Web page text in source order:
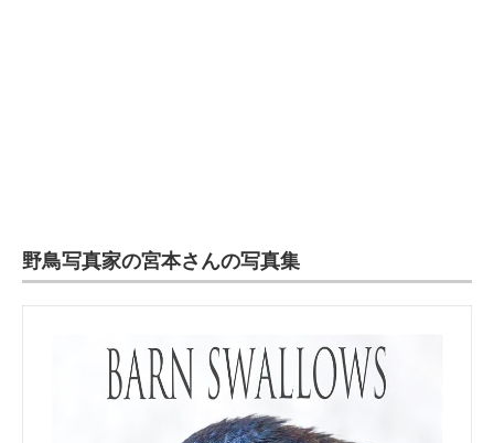
野鳥写真家の宮本さんの写真集